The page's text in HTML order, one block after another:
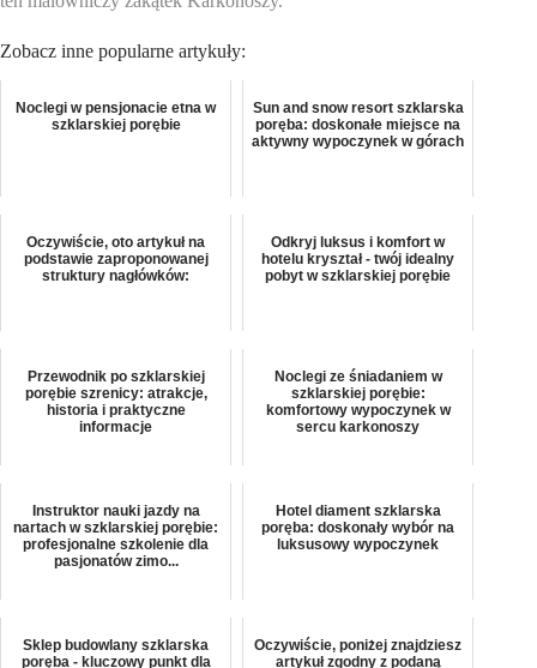
Zobacz inne popularne artykuły:
Noclegi w pensjonacie etna w
szklarskiej porębie
Sun and snow resort szklarska
poręba: doskonałe miejsce na
aktywny wypoczynek w górach
Oczywiście, oto artykuł na
podstawie zaproponowanej
struktury nagłówków:
Odkryj luksus i komfort w
hotelu kryształ - twój idealny
pobyt w szklarskiej porębie
Przewodnik po szklarskiej
porębie szrenicy: atrakcje,
historia i praktyczne
informacje
Noclegi ze śniadaniem w
szklarskiej porębie:
komfortowy wypoczynek w
sercu karkonoszy
Instruktor nauki jazdy na
nartach w szklarskiej porębie:
profesjonalne szkolenie dla
pasjonatów zimo...
Hotel diament szklarska
poręba: doskonały wybór na
luksusowy wypoczynek
Sklep budowlany szklarska
poręba - kluczowy punkt dla
Oczywiście, poniżej znajdziesz
artykuł zgodny z podaną